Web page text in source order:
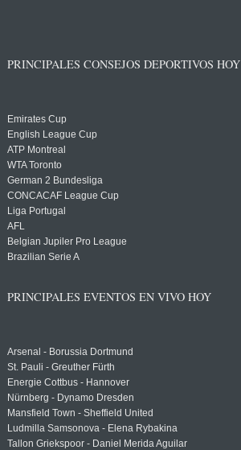
PRINCIPALES CONSEJOS DEPORTIVOS HOY
Emirates Cup
English League Cup
ATP Montreal
WTA Toronto
German 2 Bundesliga
CONCACAF League Cup
Liga Portugal
AFL
Belgian Jupiler Pro League
Brazilian Serie A
PRINCIPALES EVENTOS EN VIVO HOY
Arsenal - Borussia Dortmund
St. Pauli - Greuther Fürth
Energie Cottbus - Hannover
Nürnberg - Dynamo Dresden
Mansfield Town - Sheffield United
Ludmilla Samsonova - Elena Rybakina
Tallon Griekspoor - Daniel Merida Aguilar